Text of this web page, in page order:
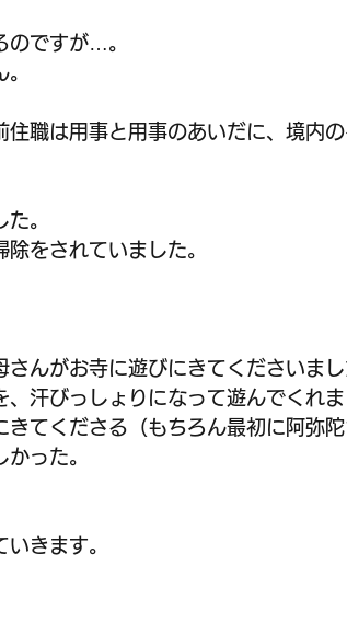
のですが…。
職は用事と用事のあいだに、境内
。
をされていました。
んがお寺に遊びにきてくださいまし
汗びっしょりになって遊んでくれま
てくださる（もちろん最初に阿弥
った。
きます。